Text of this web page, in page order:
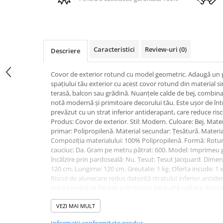
Recomandate
ROLL
SENSUAL
SETURI CHIUVETA DE BUCATARIE SI
SIFOANE MONARCH
SITE / COSURI INOX
Electrocasnice pentru bucătărie
Mixere și blendere
Descriere Caracteristici Review-uri (0)
Covor de exterior rotund cu model geometric. Adaugă un
spațiului tău exterior cu acest covor rotund din material
terasă, balcon sau grădină. Nuanțele calde de bej,
notă modernă și primitoare decorului tău. Este ușor de
prevăzut cu un strat inferior antiderapant, care reduce
Produs: Covor de exterior. Stil: Modern. Culoare: Bej.
primar: Polipropilenă. Material secundar: Țesătură.
Compoziția materialului: 100% Polipropilenă. Formă:
cauciuc: Da. Gram pe metru pătrat: 600. Model:
încălzire prin pardoseală: Nu. Țesut: Țesut Jacquard.
120 cm. Lungime: 120 cm. Greutate: 1 kg. Oferta incude: 1
Riscul de alunecare redus datorită stratului inferior
curățat. Asamblare: Nu necesită asamblare. Informații
articolul are nevoie de aproximativ 72 de ore pentru a
VEZI MAI MULT